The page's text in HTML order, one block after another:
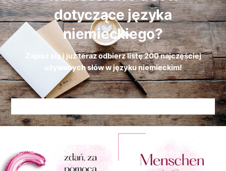
dotyczące języka
niemieckiego?
Zapisz się i już teraz odbierzlistę200 najczęściej
używanych słów w języku niemieckim!